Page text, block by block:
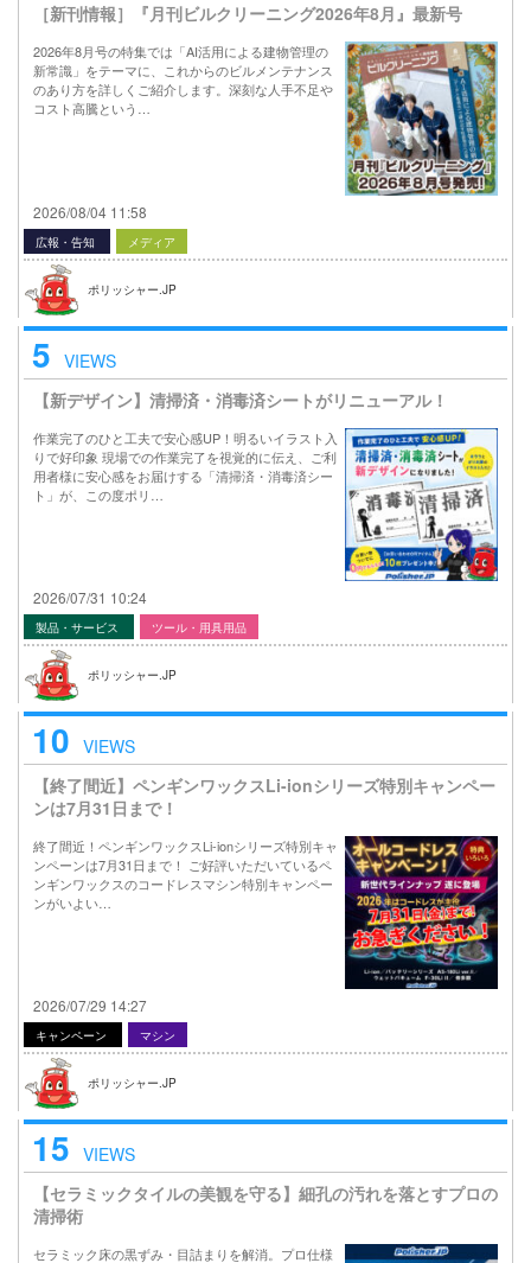
［新刊情報］『月刊ビルクリーニング2026年8月』最新号
2026年8月号の特集では「AI活用による建物管理の
新常識」をテーマに、これからのビルメンテナンス
のあり方を詳しくご紹介します。深刻な人手不足や
コスト高騰という…
2026/08/04 11:58
広報・告知 メディア
ポリッシャー.JP
5 VIEWS
【新デザイン】清掃済・消毒済シートがリニューアル！
作業完了のひと工夫で安心感UP！明るいイラスト入
りで好印象 現場での作業完了を視覚的に伝え、ご利
用者様に安心感をお届けする「清掃済・消毒済シー
ト」が、この度ポリ…
2026/07/31 10:24
製品・サービス ツール・用具用品
ポリッシャー.JP
10 VIEWS
【終了間近】ペンギンワックスLi-ionシリーズ特別キャンペー
ンは7月31日まで！
終了間近！ペンギンワックスLi-ionシリーズ特別キャ
ンペーンは7月31日まで！ ご好評いただいているペ
ンギンワックスのコードレスマシン特別キャンペー
ンがいよい…
2026/07/29 14:27
キャンペーン マシン
ポリッシャー.JP
15 VIEWS
【セラミックタイルの美観を守る】細孔の汚れを落とすプロの
清掃術
セラミック床の黒ずみ・目詰まりを解消。プロ仕様